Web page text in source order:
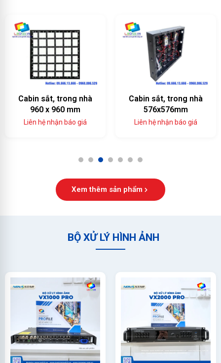
Cabin sắt, trong nhà
960 x 960 mm
Liên hệ nhận báo giá
Cabin sắt, trong nhà
576x576mm
Liên hệ nhận báo giá
1 2 3 4 5 6 7
Xem thêm sản phẩm
BỘ XỬ LÝ HÌNH ẢNH